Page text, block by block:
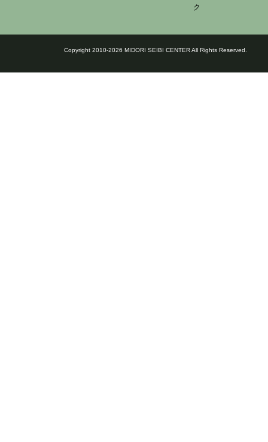
ク
Copyright 2010-2026 MIDORI SEIBI CENTER All Rights Reserved.